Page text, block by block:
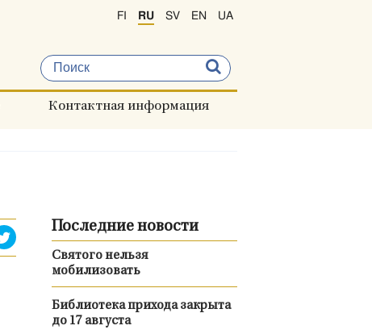
FI RU SV EN UA
Контактная информация
Последние новости
Святого нельзя
мобилизовать
Библиотека прихода закрыта
до 17 августа